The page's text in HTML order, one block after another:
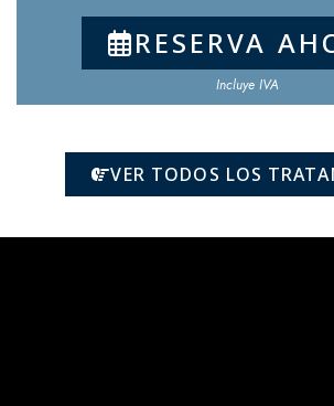
RESERVA
Incluye IVA
VER TODOS LOS